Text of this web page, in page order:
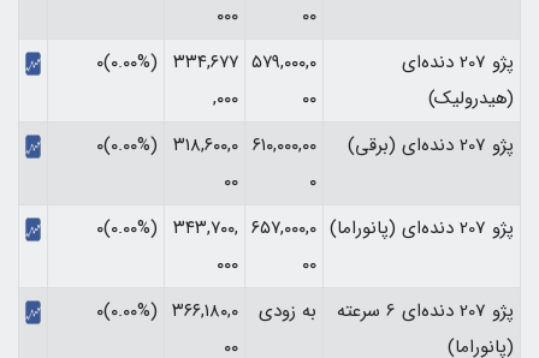
۰۰
۰۰۰
پژو 207 دنده‌ای
(هیدرولیک)
۵۷۹,۰۰۰,۰
۰۰
۳۳۴,۶۷۷
,۰۰۰
(۰.۰۰%)۰
پژو 207 دنده‌ای (برقی)
۶۱۰,۰۰۰,۰۰
۰
۳۱۸,۶۰۰,۰
۰۰
(۰.۰۰%)۰
پژو 207 دنده‌ای (پانوراما)
۶۵۷,۰۰۰,۰
۰۰
۳۴۳,۷۰۰,
۰۰۰
(۰.۰۰%)۰
پژو 207 دنده‌ای 6 سرعته
(پانوراما)
به زودی
۳۶۶,۱۸۰,۰
۰۰
(۰.۰۰%)۰